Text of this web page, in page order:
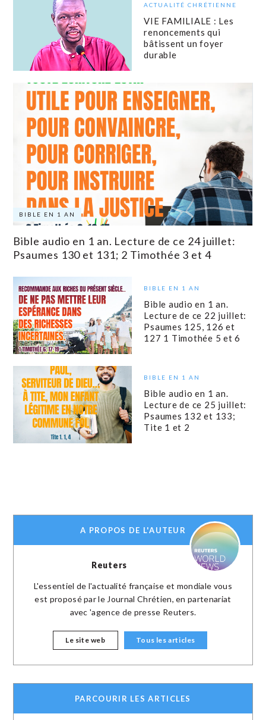
ACTUALITÉ CHRÉTIENNE
VIE FAMILIALE : Les
renoncements qui
bâtissent un foyer
durable
BIBLE EN 1 AN
Bible audio en 1 an. Lecture de ce 24 juillet:
Psaumes 130 et 131; 2 Timothée 3 et 4
BIBLE EN 1 AN
Bible audio en 1 an.
Lecture de ce 22 juillet:
Psaumes 125, 126 et
127 1 Timothée 5 et 6
BIBLE EN 1 AN
Bible audio en 1 an.
Lecture de ce 25 juillet:
Psaumes 132 et 133;
Tite 1 et 2
A PROPOS DE L'AUTEUR
Reuters
L'essentiel de l'actualité française et mondiale vous
est proposé par le Journal Chrétien, en partenariat
avec 'agence de presse Reuters.
Le site web Tous les articles
PARCOURIR LES ARTICLES